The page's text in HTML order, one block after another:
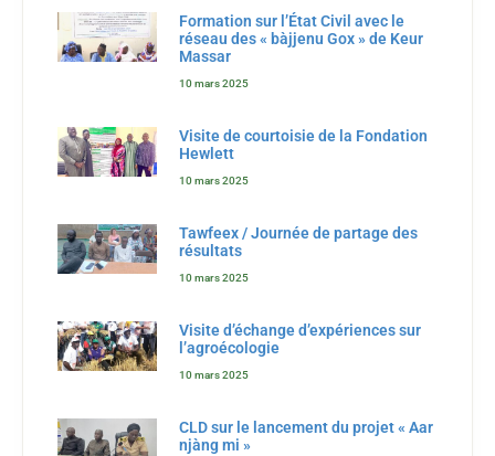
Formation sur l’État Civil avec le
réseau des « bàjjenu Gox » de Keur
Massar
10 mars 2025
Visite de courtoisie de la Fondation
Hewlett
10 mars 2025
Tawfeex / Journée de partage des
résultats
10 mars 2025
Visite d’échange d’expériences sur
l’agroécologie
10 mars 2025
CLD sur le lancement du projet « Aar
njàng mi »